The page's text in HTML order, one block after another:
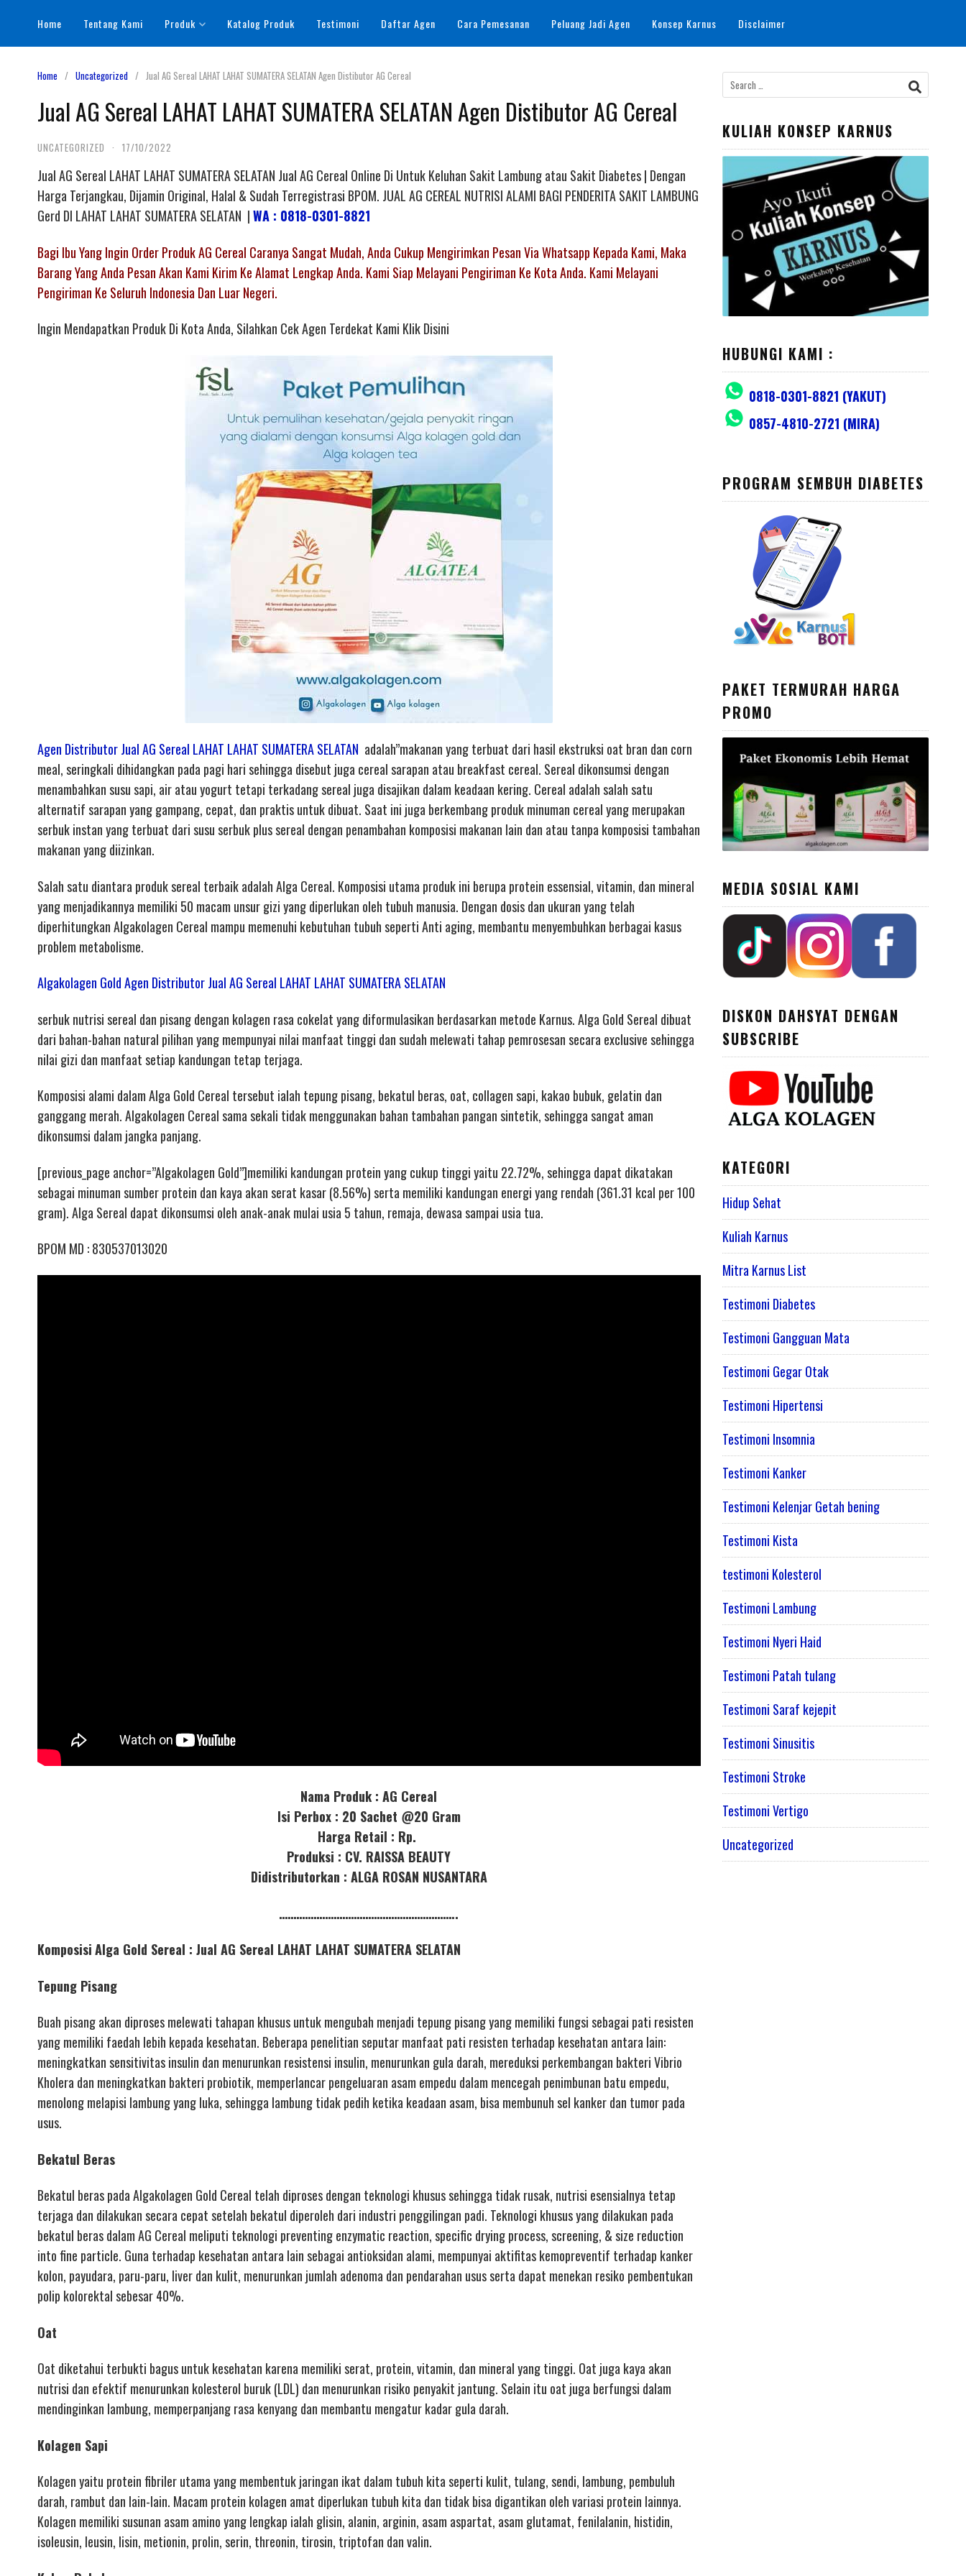
content
Home Tentang Kami Produk Katalog Produk Testimoni Daftar Agen Cara Pemesanan Peluang Jadi Agen Konsep Karnus Disclaimer
Home Uncategorized Jual AG Sereal LAHAT LAHAT SUMATERA SELATAN Agen Distibutor AG Cereal
Jual AG Sereal LAHAT LAHAT SUMATERA SELATAN Agen Distibutor AG Cereal
UNCATEGORIZED · 17/10/2022
Jual AG Sereal LAHAT LAHAT SUMATERA SELATAN Jual AG Cereal Online Di Untuk Keluhan Sakit Lambung atau Sakit Diabetes | Dengan
Harga Terjangkau, Dijamin Original, Halal & Sudah Terregistrasi BPOM. JUAL AG CEREAL NUTRISI ALAMI BAGI PENDERITA SAKIT LAMBUNG
Gerd DI LAHAT LAHAT SUMATERA SELATAN |WA : 0818-0301-8821
Bagi Ibu Yang Ingin Order Produk AG Cereal Caranya Sangat Mudah, Anda Cukup Mengirimkan Pesan Via Whatsapp Kepada Kami, Maka
Barang Yang Anda Pesan Akan Kami Kirim Ke Alamat Lengkap Anda. Kami Siap Melayani Pengiriman Ke Kota Anda. Kami Melayani
Pengiriman Ke Seluruh Indonesia Dan Luar Negeri.
Ingin Mendapatkan Produk Di Kota Anda, Silahkan Cek Agen Terdekat Kami Klik Disini
Agen Distributor Jual AG Sereal LAHAT LAHAT SUMATERA SELATAN adalah”makanan yang terbuat dari hasil ekstruksi oat bran dan corn
meal, seringkali dihidangkan pada pagi hari sehingga disebut juga cereal sarapan atau breakfast cereal. Sereal dikonsumsi dengan
menambahkan susu sapi, air atau yogurt tetapi terkadang sereal juga disajikan dalam keadaan kering. Cereal adalah salah satu
alternatif sarapan yang gampang, cepat, dan praktis untuk dibuat. Saat ini juga berkembang produk minuman cereal yang merupakan
serbuk instan yang terbuat dari susu serbuk plus sereal dengan penambahan komposisi makanan lain dan atau tanpa komposisi tambahan
makanan yang diizinkan.
Salah satu diantara produk sereal terbaik adalah Alga Cereal. Komposisi utama produk ini berupa protein essensial, vitamin, dan mineral
yang menjadikannya memiliki 50 macam unsur gizi yang diperlukan oleh tubuh manusia. Dengan dosis dan ukuran yang telah
diperhitungkan Algakolagen Cereal mampu memenuhi kebutuhan tubuh seperti Anti aging, membantu menyembuhkan berbagai kasus
problem metabolisme.
Algakolagen Gold Agen Distributor Jual AG Sereal LAHAT LAHAT SUMATERA SELATAN
serbuk nutrisi sereal dan pisang dengan kolagen rasa cokelat yang diformulasikan berdasarkan metode Karnus. Alga Gold Sereal dibuat
dari bahan-bahan natural pilihan yang mempunyai nilai manfaat tinggi dan sudah melewati tahap pemrosesan secara exclusive sehingga
nilai gizi dan manfaat setiap kandungan tetap terjaga.
Komposisi alami dalam Alga Gold Cereal tersebut ialah tepung pisang, bekatul beras, oat, collagen sapi, kakao bubuk, gelatin dan
ganggang merah. Algakolagen Cereal sama sekali tidak menggunakan bahan tambahan pangan sintetik, sehingga sangat aman
dikonsumsi dalam jangka panjang.
[previous_page anchor=”Algakolagen Gold”]memiliki kandungan protein yang cukup tinggi yaitu 22.72%, sehingga dapat dikatakan
sebagai minuman sumber protein dan kaya akan serat kasar (8.56%) serta memiliki kandungan energi yang rendah (361.31 kcal per 100
gram). Alga Sereal dapat dikonsumsi oleh anak-anak mulai usia 5 tahun, remaja, dewasa sampai usia tua.
BPOM MD : 830537013020
Nama Produk : AG Cereal
Isi Perbox : 20 Sachet @20 Gram
Harga Retail : Rp.
Produksi : CV. RAISSA BEAUTY
Didistributorkan : ALGA ROSAN NUSANTARA
……………………………………………………..
KomposisiAlga Gold Sereal : Jual AG Sereal LAHAT LAHAT SUMATERA SELATAN
Tepung Pisang
Buah pisang akan diproses melewati tahapan khusus untuk mengubah menjadi tepung pisang yang memiliki fungsi sebagai pati resisten
yang memiliki faedah lebih kepada kesehatan. Beberapa penelitian seputar manfaat pati resisten terhadap kesehatan antara lain:
meningkatkan sensitivitas insulin dan menurunkan resistensi insulin, menurunkan gula darah, mereduksi perkembangan bakteri Vibrio
Kholera dan meningkatkan bakteri probiotik, memperlancar pengeluaran asam empedu dalam mencegah penimbunan batu empedu,
menolong melapisi lambung yang luka, sehingga lambung tidak pedih ketika keadaan asam, bisa membunuh sel kanker dan tumor pada
usus.
Bekatul Beras
Bekatul beras pada Algakolagen Gold Cereal telah diproses dengan teknologi khusus sehingga tidak rusak, nutrisi esensialnya tetap
terjaga dan dilakukan secara cepat setelah bekatul diperoleh dari industri penggilingan padi. Teknologi khusus yang dilakukan pada
bekatul beras dalam AG Cereal meliputi teknologi preventing enzymatic reaction, specific drying process, screening, & size reduction
into fine particle. Guna terhadap kesehatan antara lain sebagai antioksidan alami, mempunyai aktifitas kemopreventif terhadap kanker
kolon, payudara, paru-paru, liver dan kulit, menurunkan jumlah adenoma dan pendarahan usus serta dapat menekan resiko pembentukan
polip kolorektal sebesar 40%.
Oat
Oat diketahui terbukti bagus untuk kesehatan karena memiliki serat, protein, vitamin, dan mineral yang tinggi. Oat juga kaya akan
nutrisi dan efektif menurunkan kolesterol buruk (LDL) dan menurunkan risiko penyakit jantung. Selain itu oat juga berfungsi dalam
mendinginkan lambung, memperpanjang rasa kenyang dan membantu mengatur kadar gula darah.
Kolagen Sapi
Kolagen yaitu protein fibriler utama yang membentuk jaringan ikat dalam tubuh kita seperti kulit, tulang, sendi, lambung, pembuluh
darah, rambut dan lain-lain. Macam protein kolagen amat diperlukan tubuh kita dan tidak bisa digantikan oleh variasi protein lainnya.
Kolagen memiliki susunan asam amino yang lengkap ialah glisin, alanin, arginin, asam aspartat, asam glutamat, fenilalanin, histidin,
isoleusin, leusin, lisin, metionin, prolin, serin, threonin, tirosin, triptofan dan valin.
Search
for:
KULIAH KONSEP KARNUS
HUBUNGI KAMI :
0818-0301-8821 (YAKUT)
0857-4810-2721 (MIRA)
PROGRAM SEMBUH DIABETES
PAKET TERMURAH HARGA
PROMO
MEDIA SOSIAL KAMI
DISKON DAHSYAT DENGAN
SUBSCRIBE
KATEGORI
Hidup Sehat
Kuliah Karnus
Mitra Karnus List
Testimoni Diabetes
Testimoni Gangguan Mata
Testimoni Gegar Otak
Testimoni Hipertensi
Testimoni Insomnia
Testimoni Kanker
Testimoni Kelenjar Getah bening
Testimoni Kista
testimoni Kolesterol
Testimoni Lambung
Testimoni Nyeri Haid
Testimoni Patah tulang
Testimoni Saraf kejepit
Testimoni Sinusitis
Testimoni Stroke
Testimoni Vertigo
Uncategorized